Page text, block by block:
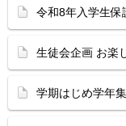
令和8年入学生保
生徒会企画 お楽
学期はじめ学年